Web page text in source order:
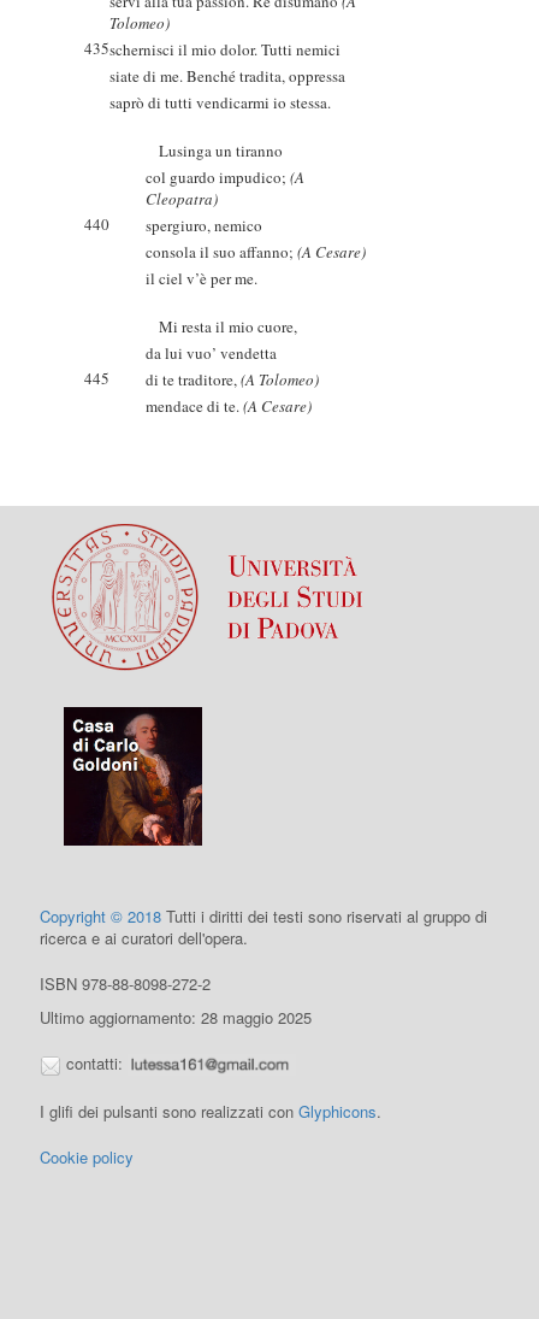
Tolomeo)
435schernisci il mio dolor. Tutti nemici
siate di me. Benché tradita, oppressa
saprò di tutti vendicarmi io stessa.
Lusinga un tiranno
col guardo impudico; (A
Cleopatra)
440
spergiuro, nemico
consola il suo affanno; (A Cesare)
il ciel v’è per me.
Mi resta il mio cuore,
da lui vuo’ vendetta
445
di te traditore,(A Tolomeo)
mendace di te.(A Cesare)
Copyright © 2018 Tutti i diritti dei testi sono riservati al gruppo di
ricerca e ai curatori dell'opera.
ISBN 978-88-8098-272-2
Ultimo aggiornamento: 28 maggio 2025
contatti:
I glifi dei pulsanti sono realizzati conGlyphicons.
Cookie policy